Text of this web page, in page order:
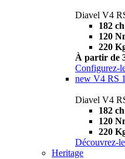
Diavel V4
182 ch
120
220
À partir de
Configurez-
new V4 RS
Diavel V4
182 ch
120
220
Découvrez-le
Heritage